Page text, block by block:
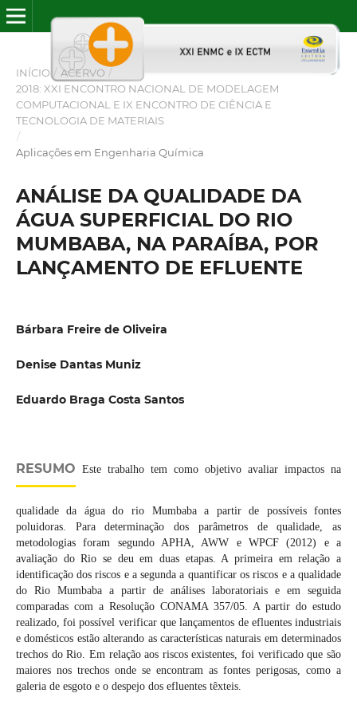
INÍCIO / ACERVO /
2018: XXI ENCONTRO NACIONAL DE MODELAGEM
COMPUTACIONAL E IX ENCONTRO DE CIÊNCIA E
TECNOLOGIA DE MATERIAIS
/
Aplicações em Engenharia Química
ANÁLISE DA QUALIDADE DA
ÁGUA SUPERFICIAL DO RIO
MUMBABA, NA PARAÍBA, POR
LANÇAMENTO DE EFLUENTE
Bárbara Freire de Oliveira
Denise Dantas Muniz
Eduardo Braga Costa Santos
RESUMO Este trabalho tem como objetivo avaliar impactos na
qualidade da água do rio Mumbaba a partir de possíveis fontes
poluidoras. Para determinação dos parâmetros de qualidade, as
metodologias foram segundo APHA, AWW e WPCF (2012) e a
avaliação do Rio se deu em duas etapas. A primeira em relação a
identificação dos riscos e a segunda a quantificar os riscos e a qualidade
do Rio Mumbaba a partir de análises laboratoriais e em seguida
comparadas com a Resolução CONAMA 357/05. A partir do estudo
realizado, foi possível verificar que lançamentos de efluentes industriais
e domésticos estão alterando as características naturais em determinados
trechos do Rio. Em relação aos riscos existentes, foi verificado que são
maiores nos trechos onde se encontram as fontes perigosas, como a
galeria de esgoto e o despejo dos efluentes têxteis.